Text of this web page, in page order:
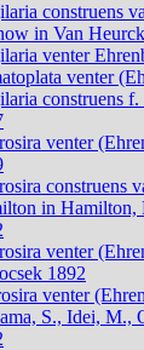
construens
in Van
venter
venter
construens
venter
construens
in Hamilton,
venter
1892
venter
S., Idei, M.,